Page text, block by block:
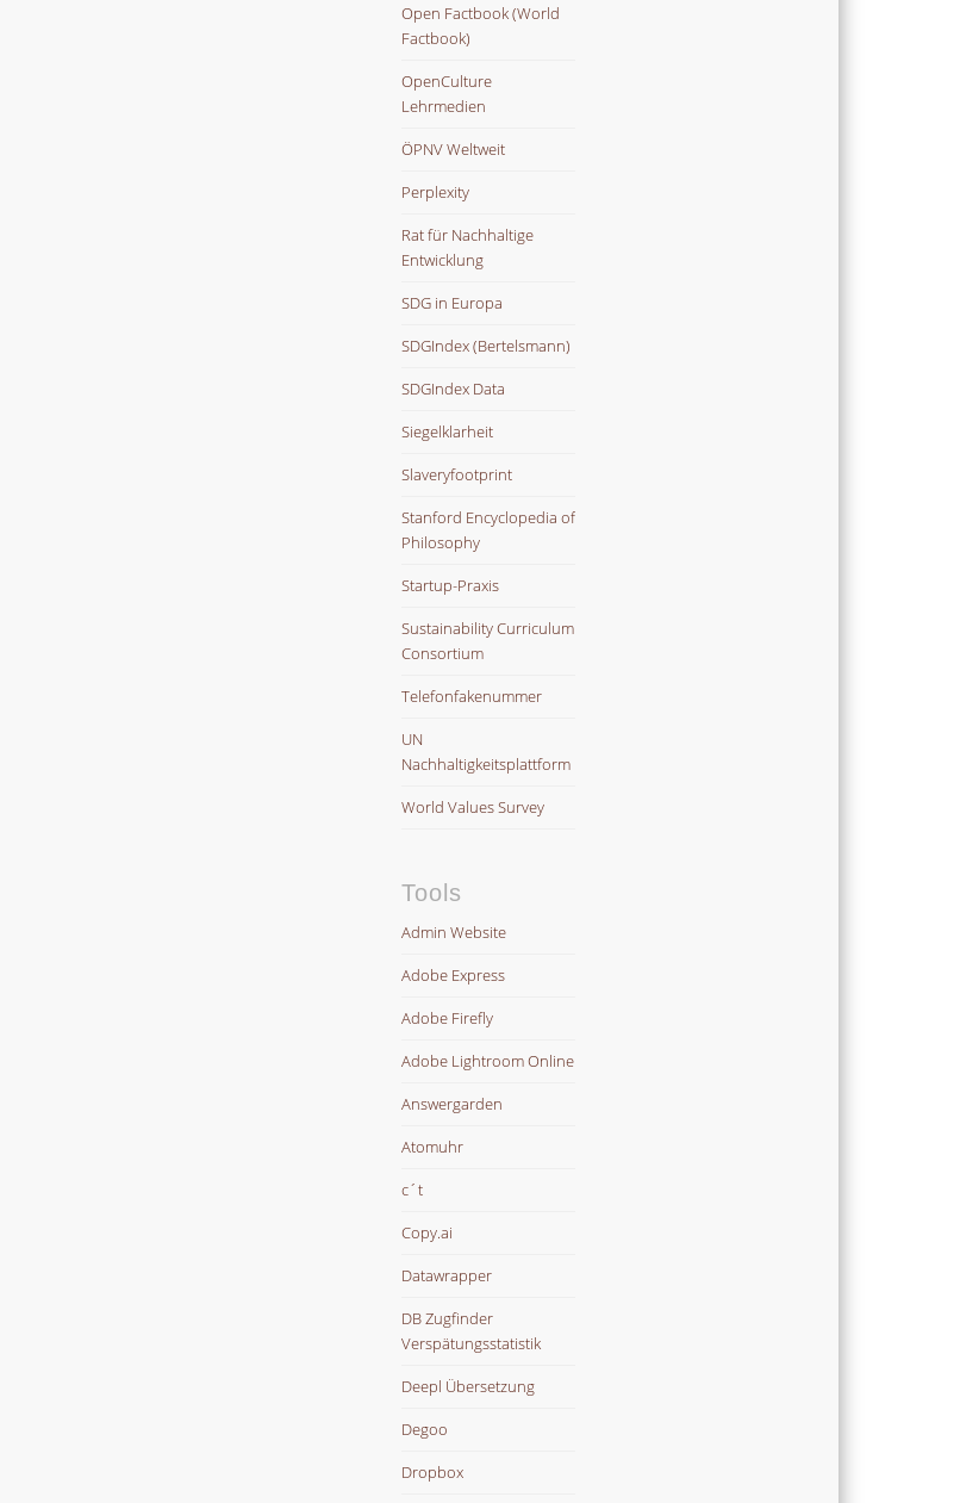
Open Factbook (World
Factbook)
OpenCulture
Lehrmedien
ÖPNV Weltweit
Perplexity
Rat für Nachhaltige
Entwicklung
SDG in Europa
SDGIndex (Bertelsmann)
SDGIndex Data
Siegelklarheit
Slaveryfootprint
Stanford Encyclopedia of
Philosophy
Startup-Praxis
Sustainability Curriculum
Consortium
Telefonfakenummer
UN
Nachhaltigkeitsplattform
World Values Survey
Tools
Admin Website
Adobe Express
Adobe Firefly
Adobe Lightroom Online
Answergarden
Atomuhr
c´t
Copy.ai
Datawrapper
DB Zugfinder
Verspätungsstatistik
Deepl Übersetzung
Degoo
Dropbox